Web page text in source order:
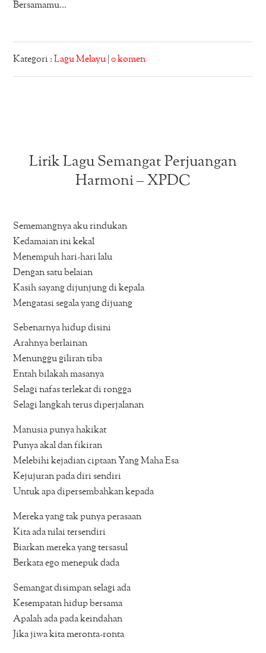
Bersamamu…
Kategori :Lagu Melayu |0 komen
Lirik Lagu Semangat Perjuangan
Harmoni – XPDC
Sememangnya aku rindukan
Kedamaian ini kekal
Menempuh hari-hari lalu
Dengan satu belaian
Kasih sayang dijunjung di kepala
Mengatasi segala yang dijuang
Sebenarnya hidup disini
Arahnya berlainan
Menunggu giliran tiba
Entah bilakah masanya
Selagi nafas terlekat di rongga
Selagi langkah terus diperjalanan
Manusia punya hakikat
Punya akal dan fikiran
Melebihi kejadian ciptaan Yang Maha Esa
Kejujuran pada diri sendiri
Untuk apa dipersembahkan kepada
Mereka yang tak punya perasaan
Kita ada nilai tersendiri
Biarkan mereka yang tersasul
Berkata ego menepuk dada
Semangat disimpan selagi ada
Kesempatan hidup bersama
Apalah ada pada keindahan
Jika jiwa kita meronta-ronta